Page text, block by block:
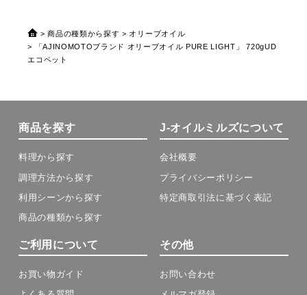
商品の種類から探す
オリーブオイル
「AJINOMOTOブランド オリーブオイル PURE LIGHT」 720gUD
エコペット
商品を探す
料理から探す
調理方法から探す
利用シーンから探す
商品の種類から探す
J-オイルミルズについて
会社概要
プライバシーポリシー
特定商取引法に基づく表記
ご利用について
お買い物ガイド
その他
お問い合わせ